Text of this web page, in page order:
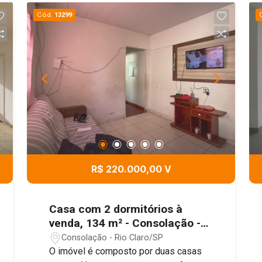
Cód. 13299
R$ 220.000,00 V
Casa com 2 dormitórios à
venda, 134 m² - Consolação -
Rio Claro/SP
Consolação - Rio Claro/SP
O imóvel é composto por duas casas